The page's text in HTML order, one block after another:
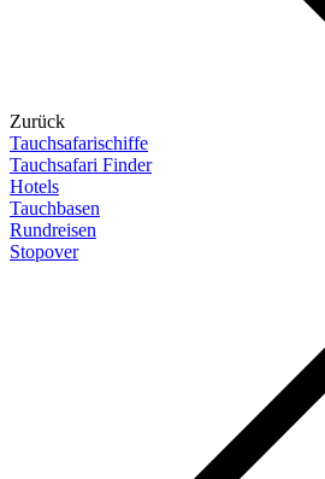
Zurück
Tauchsafarischiffe
Tauchsafari Finder
Hotels
Tauchbasen
Rundreisen
Stopover